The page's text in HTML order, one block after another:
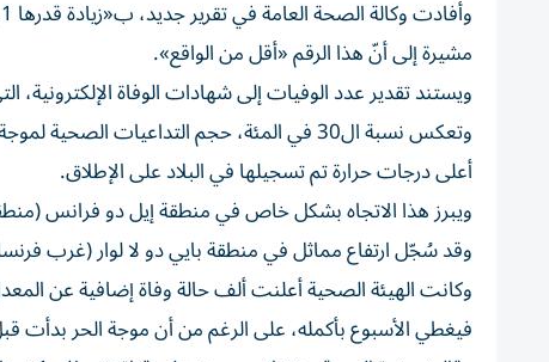
مشيرة إلى أنّ هذا الرقم «أقل من الواقع».
ويستند تقدير عدد الوفيات إلى شهادات الوفاة
وتعكس نسبة ال30 في المئة، حجم التداعيات
أعلى درجات حرارة تم تسجيلها في البلاد على الإطلاق.
وقد سُجّل ارتفاع مماثل في منطقة بايي دو لا لوار (غرب
وكانت الهيئة الصحية أعلنت ألف حالة وفاة إضافية عن
فيغطي الأسبوع بأكمله، على الرغم من أن موجة الحر بدأت